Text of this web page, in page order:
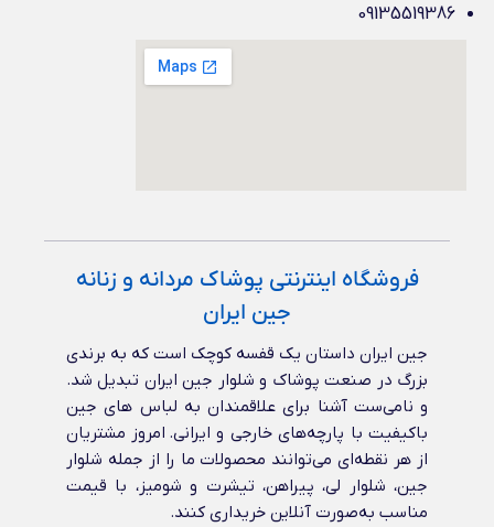
09135519386
فروشگاه اینترنتی پوشاک مردانه و زنانه
جین ایران
جین ایران داستان یک قفسه کوچک است که به برندی
بزرگ در صنعت پوشاک و شلوار جین ایران تبدیل شد.
و نامی‌ست آشنا برای علاقمندان به لباس های جین
باکیفیت با پارچه‌های خارجی و ایرانی‌. امروز مشتریان
از هر نقطه‌ای می‌توانند محصولات ما را از جمله شلوار
جین، شلوار لی، پیراهن، تیشرت و شومیز، با قیمت
مناسب به‌صورت آنلاین خریداری کنند.